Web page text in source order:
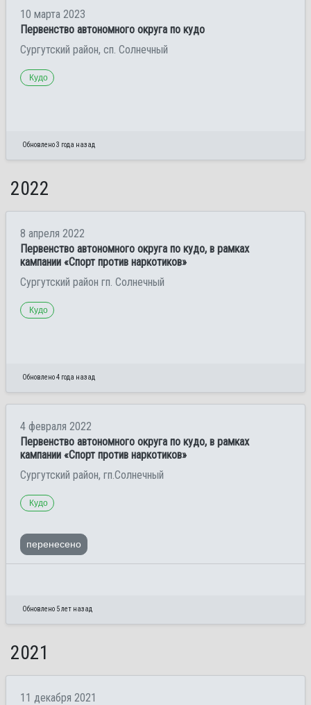
10 марта 2023
Первенство автономного округа по кудо
Сургутский район, сп. Солнечный
Кудо
Обновлено 3 года назад
2022
8 апреля 2022
Первенство автономного округа по кудо, в рамках
кампании «Спорт против наркотиков»
Сургутский район гп. Солнечный
Кудо
Обновлено 4 года назад
4 февраля 2022
Первенство автономного округа по кудо, в рамках
кампании «Спорт против наркотиков»
Сургутский район, гп.Солнечный
Кудо
перенесено
Обновлено 5 лет назад
2021
11 декабря 2021